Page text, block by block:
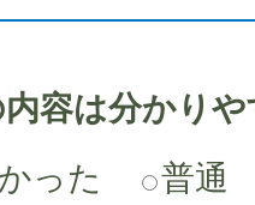
容は分かり
った
普通